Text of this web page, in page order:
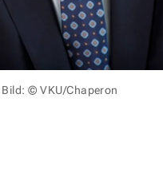
Bild: © VKU/Chaperon